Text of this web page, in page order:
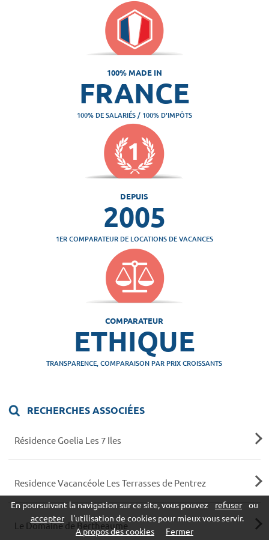
100% MADE IN
FRANCE
100% DE SALARIÉS / 100% D'IMPÔTS
DEPUIS
2005
1ER COMPARATEUR DE LOCATIONS DE VACANCES
COMPARATEUR
ETHIQUE
TRANSPARENCE, COMPARAISON PAR PRIX CROISSANTS
RECHERCHES ASSOCIÉES
Résidence Goelia Les 7 Iles
Residence Vacancéole Les Terrasses de Pentrez
Le Domaine de Bertheaume
En poursuivant la navigation sur ce site, vous pouvez refuser
ou
accepter
l'utilisation de cookies pour mieux vous servir.
A propos des cookies
Fermer